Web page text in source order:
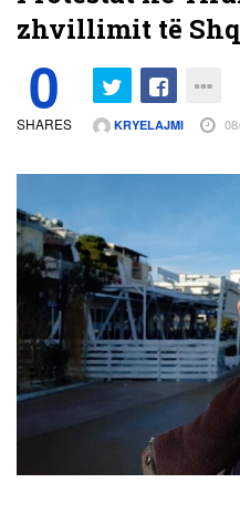
zhvillimit të
0
SHARES KRYELAJMI